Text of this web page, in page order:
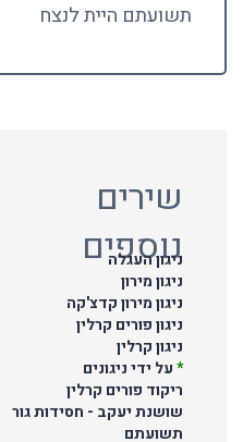
תשועתם היית לנצח
שירים
נוספים
ניגון העגלה
ניגון מירון
ניגון מירון קדצ'קה
ניגון פורים קרלין
ניגון קרלין
*על ידי ניגונים
ריקוד פורים קרלין
שושנת יעקב - חסידות גור
תשועתם